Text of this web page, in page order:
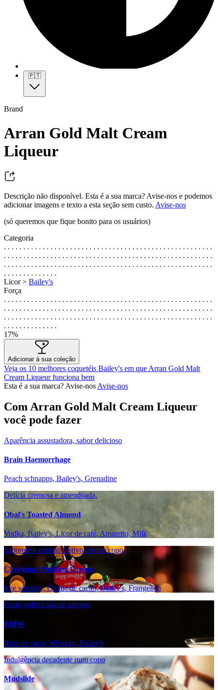
🇵🇹
Brand
Arran Gold Malt Cream
Liqueur
Descrição não disponível. Esta é a sua marca? Avise-nos e podemos
adicionar imagens e texto a esta seção sem custo. Avise-nos
(só queremos que fique bonito para os usuários)
Categoria
. . . . . . . . . . . . . . . . . . . . . . . . . . . . . . . . . . . . . . . . . . . . . . . . . . . . . .
. . . . . . . . . . . . . . . . . . . . . . . . . . . . . . . . . . . . . . . . . . . . . . . . . . . . . .
. . . . . . . . . . . . . . . . . . . . . . . . . . . . . . . . . . . . . . . . . . . . . . . . . . . . . .
. . . . . . . . . . . . . .
Licor > Bailey's
Força
. . . . . . . . . . . . . . . . . . . . . . . . . . . . . . . . . . . . . . . . . . . . . . . . . . . . . .
. . . . . . . . . . . . . . . . . . . . . . . . . . . . . . . . . . . . . . . . . . . . . . . . . . . . . .
. . . . . . . . . . . . . . . . . . . . . . . . . . . . . . . . . . . . . . . . . . . . . . . . . . . . . .
. . . . . . . . . . . . . .
17%
Adicionar à sua coleção
Veja os 10 melhores coquetéis Bailey's em que Arran Gold Malt
Cream Liqueur funciona bem
Esta é a sua marca? Avise-nos Avise-nos
Com Arran Gold Malt Cream Liqueur
você pode fazer
Aparência assustadora, sabor delicioso
Brain Haemorrhage
Peach schnapps, Bailey's, Grenadine
Delícia cremosa e amendoada.
Obal's Toasted Almond
Vodka, Bailey's, Licor de café, Amaretto, Milk
Saboreie o espírito festivo em um copo.
Christmas Pudding Cream
Rye whiskey, Creme de cacao, Bailey's, Frangelico
Fusão sofisticada de sabores
BMW
Rum de coco, Whiskey, Bailey's
Indulgência decadente num copo
Mudslide